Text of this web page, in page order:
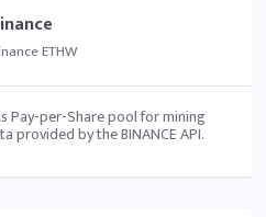
ETHW
Pay-per-Share pool for mining
provided by the BINANCE API.